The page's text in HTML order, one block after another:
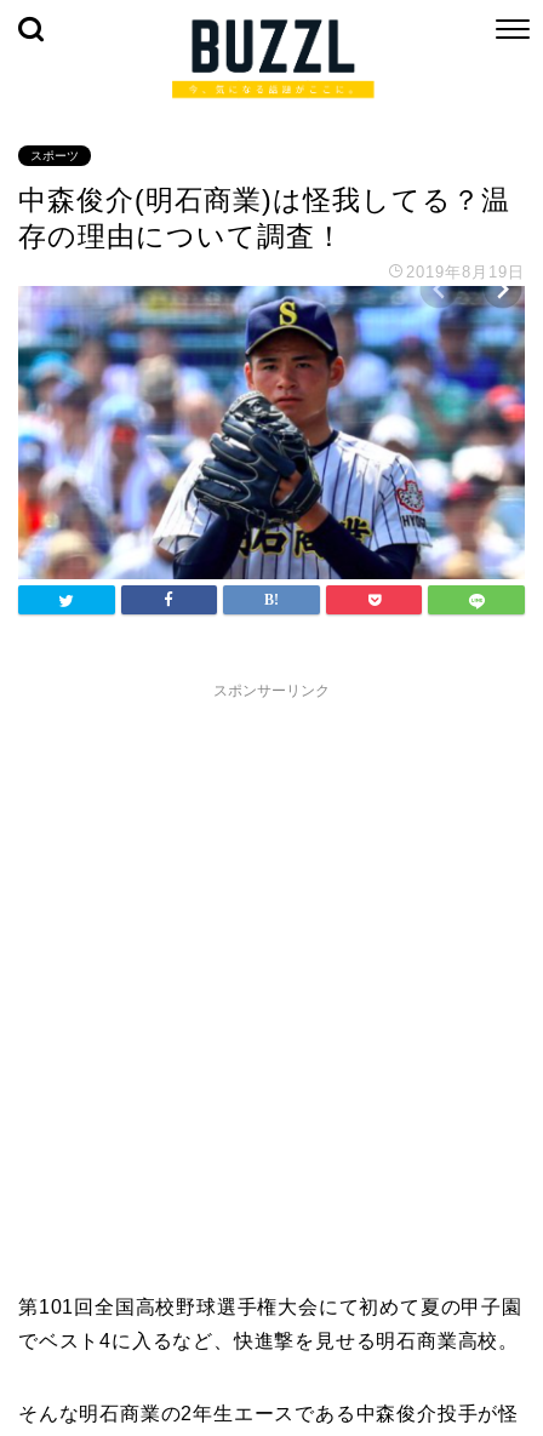
スポーツ
中森俊介(明石商業)は怪我してる？温
存の理由について調査！
2019年8月19日
スポンサーリンク
第101回全国高校野球選手権大会にて初めて夏の甲子園
でベスト4に入るなど、快進撃を見せる明石商業高校。
そんな明石商業の2年生エースである中森俊介投手が怪